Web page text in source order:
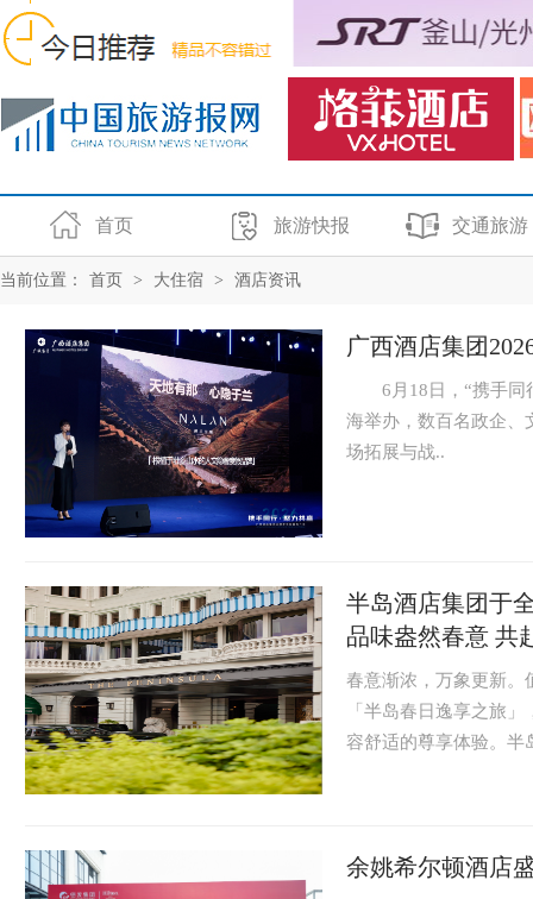
首页 旅游快报 交通旅游
当前位置： 首页 > 大住宿 > 酒店资讯
广西酒店集团
6月18日，“携手同行
海举办，数百名政企、
场拓展与战..
半岛酒店集团于
品味盎然春意 共
春意渐浓，万象更新。
「半岛春日逸享之旅
容舒适的尊享体验。半
余姚希尔顿酒店